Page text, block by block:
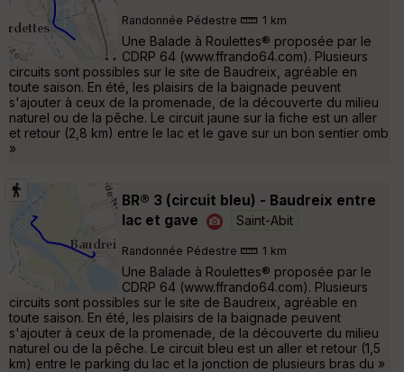
Randonnée Pédestre 1 km
Une Balade à Roulettes® proposée par le
CDRP 64 (www.ffrando64.com). Plusieurs
circuits sont possibles sur le site de Baudreix, agréable en
toute saison. En été, les plaisirs de la baignade peuvent
s'ajouter à ceux de la promenade, de la découverte du milieu
naturel ou de la pêche. Le circuit jaune sur la fiche est un aller
et retour (2,8 km) entre le lac et le gave sur un bon sentier omb
»
BR® 3 (circuit bleu) - Baudreix entre
lac et gave
Saint-Abit
Randonnée Pédestre 1 km
Une Balade à Roulettes® proposée par le
CDRP 64 (www.ffrando64.com). Plusieurs
circuits sont possibles sur le site de Baudreix, agréable en
toute saison. En été, les plaisirs de la baignade peuvent
s'ajouter à ceux de la promenade, de la découverte du milieu
naturel ou de la pêche. Le circuit bleu est un aller et retour (1,5
km) entre le parking du lac et la jonction de plusieurs bras du »